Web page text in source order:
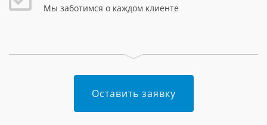
Мы заботимся о каждом клиенте
Оставить заявку